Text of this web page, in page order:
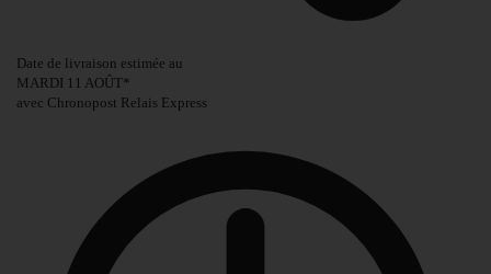
Date de livraison estimée au
MARDI 11 AOÛT*
avec Chronopost Relais Express